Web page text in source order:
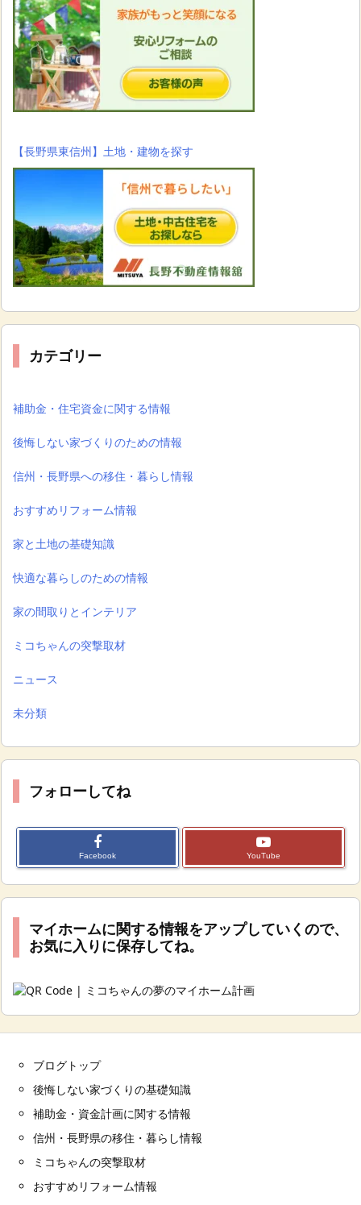
【長野県東信州】土地・建物を探す
カテゴリー
補助金・住宅資金に関する情報
後悔しない家づくりのための情報
信州・長野県への移住・暮らし情報
おすすめリフォーム情報
家と土地の基礎知識
快適な暮らしのための情報
家の間取りとインテリア
ミコちゃんの突撃取材
ニュース
未分類
フォローしてね
Facebook YouTube
マイホームに関する情報をアップしていくので、
お気に入りに保存してね。
ブログトップ
後悔しない家づくりの基礎知識
補助金・資金計画に関する情報
信州・長野県の移住・暮らし情報
ミコちゃんの突撃取材
おすすめリフォーム情報